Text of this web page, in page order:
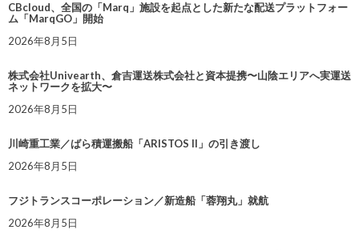
CBcloud、全国の「Marq」施設を起点とした新たな配送プラットフォー
ム「MarqGO」開始
2026年8月5日
株式会社Univearth、倉吉運送株式会社と資本提携〜山陰エリアへ実運送
ネットワークを拡大〜
2026年8月5日
川崎重工業／ばら積運搬船「ARISTOS II」の引き渡し
2026年8月5日
フジトランスコーポレーション／新造船「蓉翔丸」就航
2026年8月5日